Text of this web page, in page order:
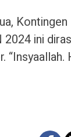
ini